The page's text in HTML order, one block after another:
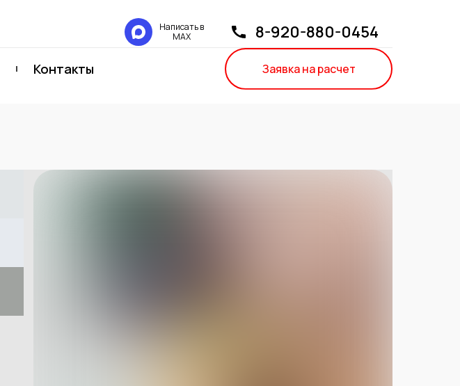
Написать в
МАХ
8-920-880-0454
Контакты Заявка на расчет